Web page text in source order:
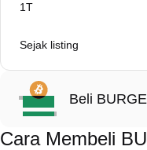
1T
Sejak listing
Beli
Cara Membeli